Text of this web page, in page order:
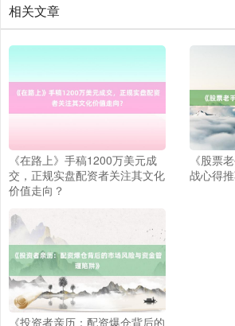
相关文章
《在路上》手稿1200万美元成
交，正规实盘配资者关注其文化
价值走向？
《股票
战心得推
《投资者亲历：配资爆仓背后的